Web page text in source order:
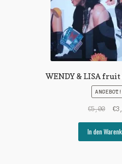
WENDY & LISA
ANGEBOT!
€5,00
war:
€
In den